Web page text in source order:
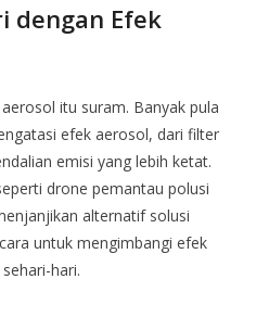
dengan Efek
itu suram. Banyak pula
efek aerosol, dari filter
emisi yang lebih ketat.
drone pemantau polusi
alternatif solusi
untuk mengimbangi efek
hari.